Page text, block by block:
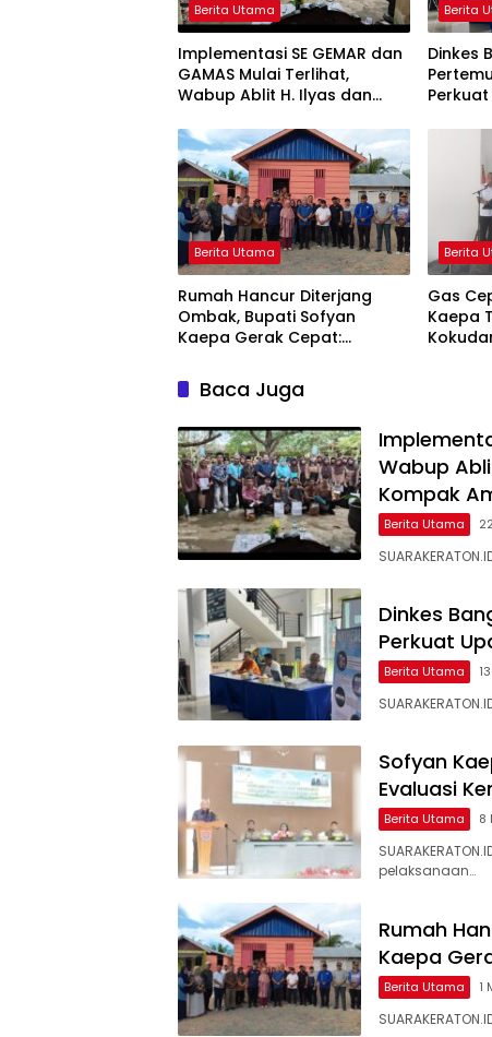
Berita Utama
Implementasi SE GEMAR dan
GAMAS Mulai Terlihat,
Wabup Ablit H. Ilyas dan
Kompak Ambil Rapor Anak
Berita
Dinkes
Berita Utama
Rumah Hancur Diterjang
Ombak, Bupati Sofyan
Kaepa Gerak Cepat:
Diserahkan!
Berita
Gas
Kaepa
Baca Juga
Wabup
Kompak
Berita Utama
Dinkes
Perkuat
Berita Utama
Sofyan
Evaluasi
Berita Utama 8
pelaksanaan…
Rumah
Kaepa
Berita Utama 1